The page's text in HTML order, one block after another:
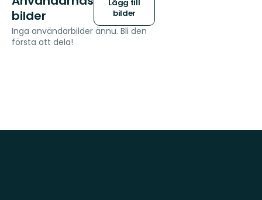
bilder
Lägg till
bilder
Inga användarbilder ännu. Bli den
första att dela!